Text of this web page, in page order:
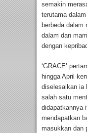
semakin
terutama
berbeda
dalam dan
dengan
‘GRACE’
hingga April
diselesaikan ia
salah satu
didapatkannya
mendapatkan
masukkan dan